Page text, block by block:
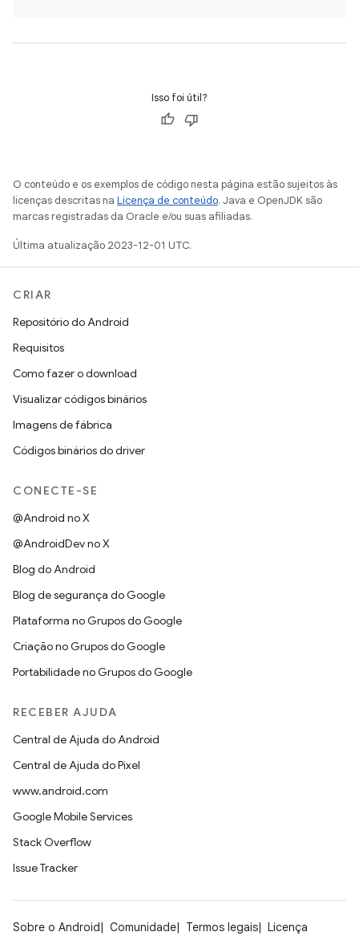
Isso foi útil?
O conteúdo e os exemplos de código nesta página estão sujeitos às
licenças descritas na Licença de conteúdo. Java e OpenJDK são
marcas registradas da Oracle e/ou suas afiliadas.
Última atualização 2023-12-01 UTC.
CRIAR
Repositório do Android
Requisitos
Como fazer o download
Visualizar códigos binários
Imagens de fábrica
Códigos binários do driver
CONECTE-SE
@Android no X
@AndroidDev no X
Blog do Android
Blog de segurança do Google
Plataforma no Grupos do Google
Criação no Grupos do Google
Portabilidade no Grupos do Google
RECEBER AJUDA
Central de Ajuda do Android
Central de Ajuda do Pixel
www.android.com
Google Mobile Services
Stack Overflow
Issue Tracker
Sobre o Android Comunidade Termos legais
Licença